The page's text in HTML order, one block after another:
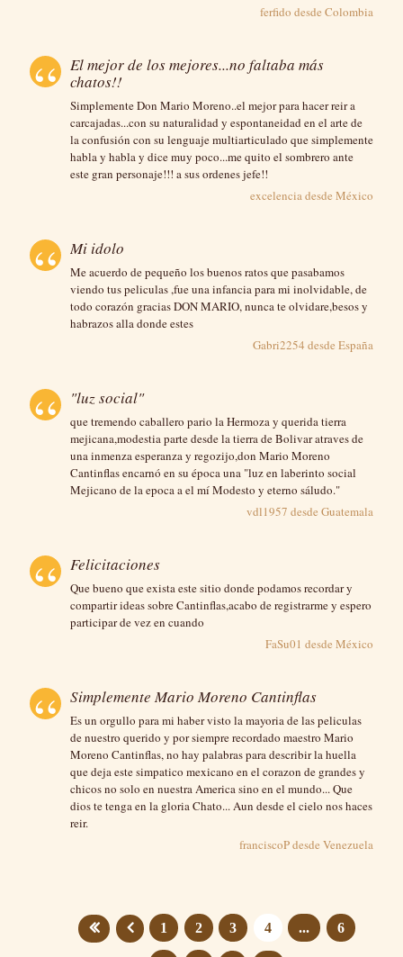
ferfido desde Colombia
El mejor de los mejores...no faltaba más
chatos!!
Simplemente Don Mario Moreno..el mejor para hacer reir a
carcajadas...con su naturalidad y espontaneidad en el arte de
la confusión con su lenguaje multiarticulado que simplemente
habla y habla y dice muy poco...me quito el sombrero ante
este gran personaje!!! a sus ordenes jefe!!
excelencia desde México
Mi idolo
Me acuerdo de pequeño los buenos ratos que pasabamos
viendo tus peliculas ,fue una infancia para mi inolvidable, de
todo corazón gracias DON MARIO, nunca te olvidare,besos y
habrazos alla donde estes
Gabri2254 desde España
"luz social"
que tremendo caballero pario la Hermoza y querida tierra
mejicana,modestia parte desde la tierra de Bolivar atraves de
una inmenza esperanza y regozijo,don Mario Moreno
Cantinflas encarnó en su época una "luz en laberinto social
Mejicano de la epoca a el mí Modesto y eterno sáludo."
vdl1957 desde Guatemala
Felicitaciones
Que bueno que exista este sitio donde podamos recordar y
compartir ideas sobre Cantinflas,acabo de registrarme y espero
participar de vez en cuando
FaSu01 desde México
Simplemente Mario Moreno Cantinflas
Es un orgullo para mi haber visto la mayoria de las peliculas
de nuestro querido y por siempre recordado maestro Mario
Moreno Cantinflas, no hay palabras para describir la huella
que deja este simpatico mexicano en el corazon de grandes y
chicos no solo en nuestra America sino en el mundo... Que
dios te tenga en la gloria Chato... Aun desde el cielo nos haces
reir.
franciscoP desde Venezuela
1 2 3 4 ... 6